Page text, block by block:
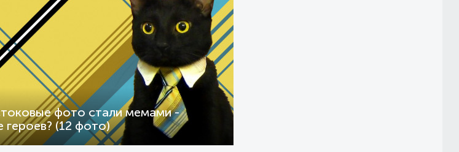
фото стали мемами -
героев? (12 фото)